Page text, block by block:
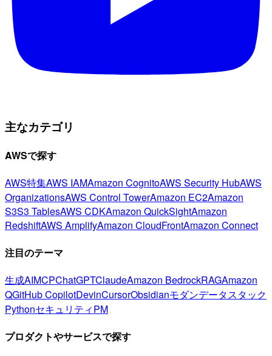
主なカテゴリ
AWSで探す
AWS特集AWS IAMAmazon CognitoAWS Security HubAWS
OrganizationsAWS Control TowerAmazon EC2Amazon
S3S3 TablesAWS CDKAmazon QuickSightAmazon
RedshiftAWS AmplifyAmazon CloudFrontAmazon Connect
注目のテーマ
生成AIMCPChatGPTClaudeAmazon BedrockRAGAmazon
QGitHub CopilotDevinCursorObsidianモダンデータスタック
PythonセキュリティPM
プロダクトやサービスで探す